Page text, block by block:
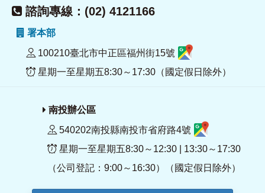
諮詢專線：(02) 4121166
署本部
100210臺北市中正區福州街15號
星期一至星期五8:30～17:30（國定假日除外）
南投辦公區
540202南投縣南投市省府路4號
星期一至星期五8:30～12:30 | 13:30～17:30
（公司登記：9:00～16:30）（國定假日除外）